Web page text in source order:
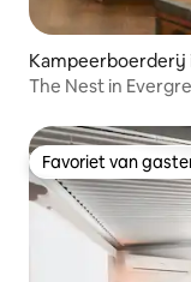
Kampeerboerderij
The Nest in
Favoriet van
Favoriet van